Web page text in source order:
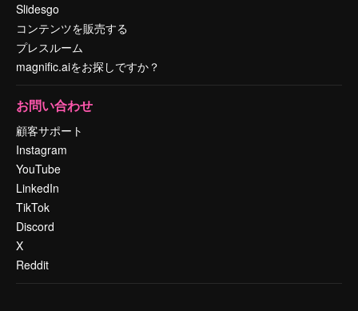
Slidesgo
コンテンツを販売する
プレスルーム
magnific.aiをお探しですか？
お問い合わせ
顧客サポート
Instagram
YouTube
LinkedIn
TikTok
Discord
X
Reddit